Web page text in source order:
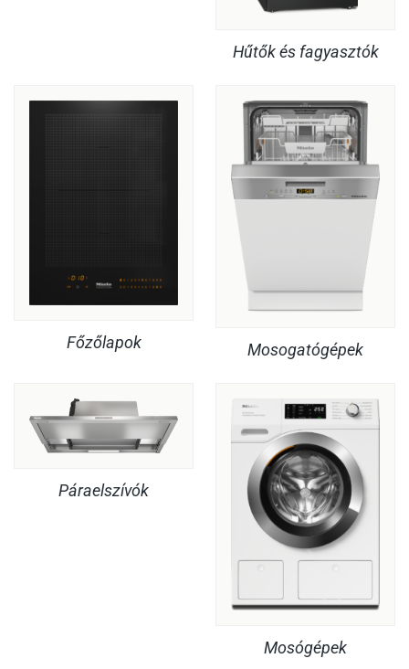
Hűtők és fagyasztók
Főzőlapok Mosogatógépek
Páraelszívók
Mosógépek